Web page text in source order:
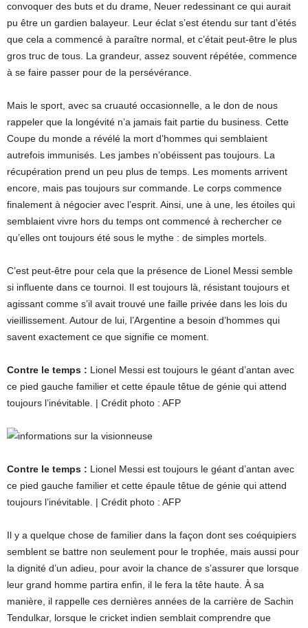
convoquer des buts et du drame, Neuer redessinant ce qui aurait
pu être un gardien balayeur. Leur éclat s’est étendu sur tant d’étés
que cela a commencé à paraître normal, et c’était peut-être le plus
gros truc de tous. La grandeur, assez souvent répétée, commence
à se faire passer pour de la persévérance.
Mais le sport, avec sa cruauté occasionnelle, a le don de nous
rappeler que la longévité n’a jamais fait partie du business. Cette
Coupe du monde a révélé la mort d’hommes qui semblaient
autrefois immunisés. Les jambes n’obéissent pas toujours. La
récupération prend un peu plus de temps. Les moments arrivent
encore, mais pas toujours sur commande. Le corps commence
finalement à négocier avec l’esprit. Ainsi, une à une, les étoiles qui
semblaient vivre hors du temps ont commencé à rechercher ce
qu’elles ont toujours été sous le mythe : de simples mortels.
C’est peut-être pour cela que la présence de Lionel Messi semble
si influente dans ce tournoi. Il est toujours là, résistant toujours et
agissant comme s’il avait trouvé une faille privée dans les lois du
vieillissement. Autour de lui, l’Argentine a besoin d’hommes qui
savent exactement ce que signifie ce moment.
Contre le temps : Lionel Messi est toujours le géant d’antan avec
ce pied gauche familier et cette épaule têtue de génie qui attend
toujours l’inévitable. | Crédit photo : AFP
Contre le temps : Lionel Messi est toujours le géant d’antan avec
ce pied gauche familier et cette épaule têtue de génie qui attend
toujours l’inévitable. | Crédit photo : AFP
Il y a quelque chose de familier dans la façon dont ses coéquipiers
semblent se battre non seulement pour le trophée, mais aussi pour
la dignité d’un adieu, pour avoir la chance de s’assurer que lorsque
leur grand homme partira enfin, il le fera la tête haute. À sa
manière, il rappelle ces dernières années de la carrière de Sachin
Tendulkar, lorsque le cricket indien semblait comprendre que